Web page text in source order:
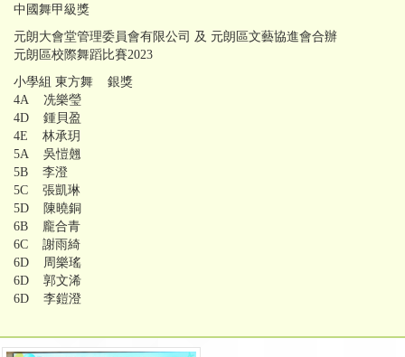
中國舞甲級獎
元朗大會堂管理委員會有限公司 及 元朗區文藝協進會合辦
元朗區校際舞蹈比賽2023
小學組 東方舞 銀獎
4A 冼樂瑩
4D 鍾貝盈
4E 林承玥
5A 吳愷翹
5B 李澄
5C 張凱琳
5D 陳曉銅
6B 龐合青
6C 謝雨綺
6D 周樂瑤
6D 郭文浠
6D 李鎧澄